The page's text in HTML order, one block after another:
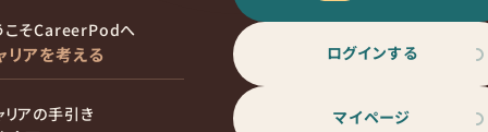
こそCareerPodへ
リアを考える
リアの手引き
ログインする
マイページ